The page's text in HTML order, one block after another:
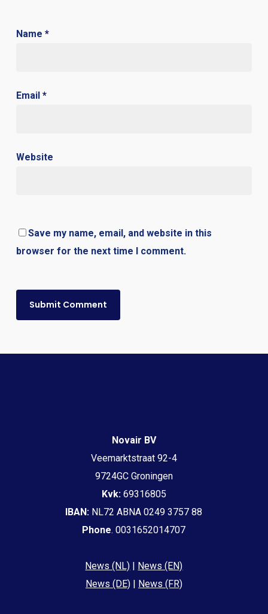
Name *
Email *
Website
Save my name, email, and website in this
browser for the next time I comment.
Novair BV
Veemarktstraat 92-4
9724GC Groningen
Kvk:69316805
IBAN: NL72 ABNA 0249 3757 88
Phone. 0031652014707
News (NL) | News (EN)
News (DE)| News (FR)